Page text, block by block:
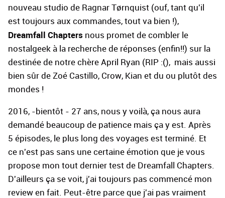
nouveau studio de Ragnar Tørnquist (ouf, tant qu'il
est toujours aux commandes, tout va bien !),
Dreamfall Chapters nous promet de combler le
nostalgeek à la recherche de réponses (enfin!!) sur la
destinée de notre chère April Ryan (RIP :(), mais aussi
bien sûr de Zoé Castillo, Crow, Kian et du ou plutôt des
mondes !
2016, -bientôt - 27 ans, nous y voilà, ça nous aura
demandé beaucoup de patience mais ça y est. Après
5 épisodes, le plus long des voyages est terminé. Et
ce n'est pas sans une certaine émotion que je vous
propose mon tout dernier test de Dreamfall Chapters.
D'ailleurs ça se voit, j'ai toujours pas commencé mon
review en fait. Peut-être parce que j'ai pas vraiment